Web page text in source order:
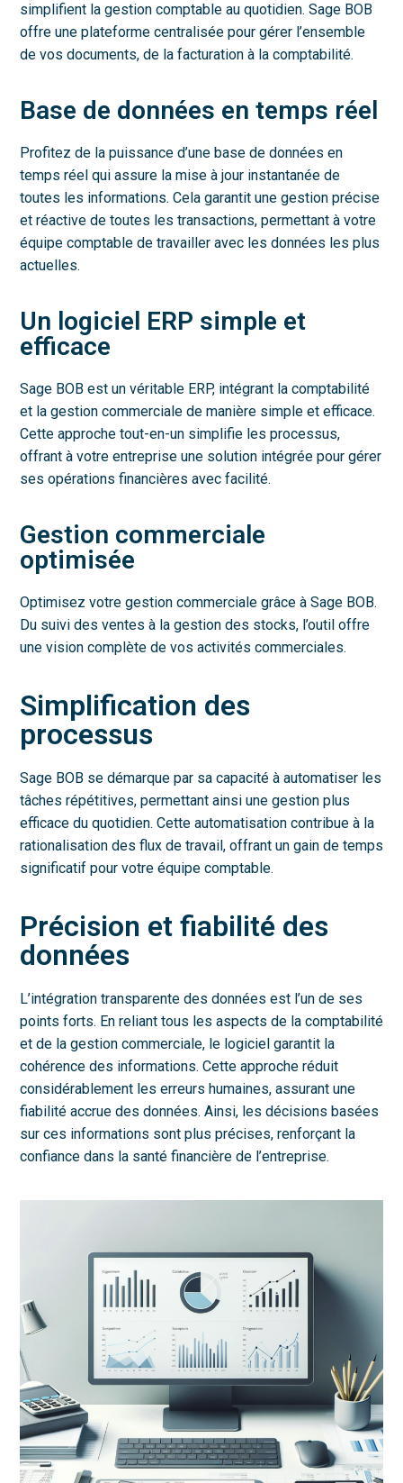
simplifient la gestion comptable au quotidien. Sage BOB
offre une plateforme centralisée pour gérer l’ensemble
de vos documents, de la facturation à la comptabilité.
Base de données en temps réel
Profitez de la puissance d’une base de données en
temps réel qui assure la mise à jour instantanée de
toutes les informations. Cela garantit une gestion précise
et réactive de toutes les transactions, permettant à votre
équipe comptable de travailler avec les données les plus
actuelles.
Un logiciel ERP simple et
efficace
Sage BOB est un véritable ERP, intégrant la comptabilité
et la gestion commerciale de manière simple et efficace.
Cette approche tout-en-un simplifie les processus,
offrant à votre entreprise une solution intégrée pour gérer
ses opérations financières avec facilité.
Gestion commerciale
optimisée
Optimisez votre gestion commerciale grâce à Sage BOB.
Du suivi des ventes à la gestion des stocks, l’outil offre
une vision complète de vos activités commerciales.
Simplification des
processus
Sage BOB se démarque par sa capacité à automatiser les
tâches répétitives, permettant ainsi une gestion plus
efficace du quotidien. Cette automatisation contribue à la
rationalisation des flux de travail, offrant un gain de temps
significatif pour votre équipe comptable.
Précision et fiabilité des
données
L’intégration transparente des données est l’un de ses
points forts. En reliant tous les aspects de la comptabilité
et de la gestion commerciale, le logiciel garantit la
cohérence des informations. Cette approche réduit
considérablement les erreurs humaines, assurant une
fiabilité accrue des données. Ainsi, les décisions basées
sur ces informations sont plus précises, renforçant la
confiance dans la santé financière de l’entreprise.